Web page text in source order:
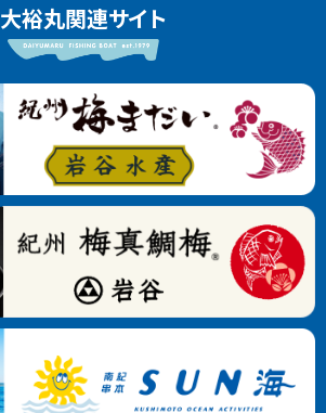
大裕丸関連サイト